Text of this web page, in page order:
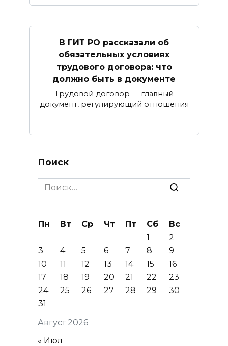
В ГИТ РО рассказали об
обязательных условиях
трудового договора: что
должно быть в документе
Трудовой договор — главный
документ, регулирующий отношения
Поиск
Search
for:
Август 2026
Пн Вт Ср Чт Пт Сб
Вс
1
2
3
4 5 6 7 8
9
10
11 12 13 14 15
16
17
18 19 20 21 22
23
24
25 26 27 28 29
30
31
« Июл